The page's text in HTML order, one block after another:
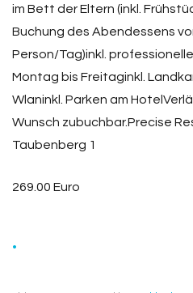
im Bett der Eltern (inkl.
Buchung des Abendessens
Person/Tag)inkl.
Montag bis Freitaginkl.
Wlaninkl. Parken am
Wunsch zubuchbar.Precise
Taubenberg 1
269.00 Euro
.